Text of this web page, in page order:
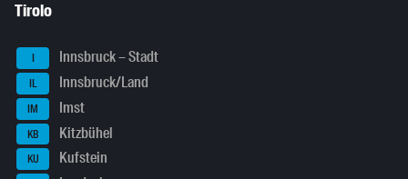
Tirolo
I Innsbruck – Stadt
IL Innsbruck/Land
IM Imst
KB Kitzbühel
KU Kufstein